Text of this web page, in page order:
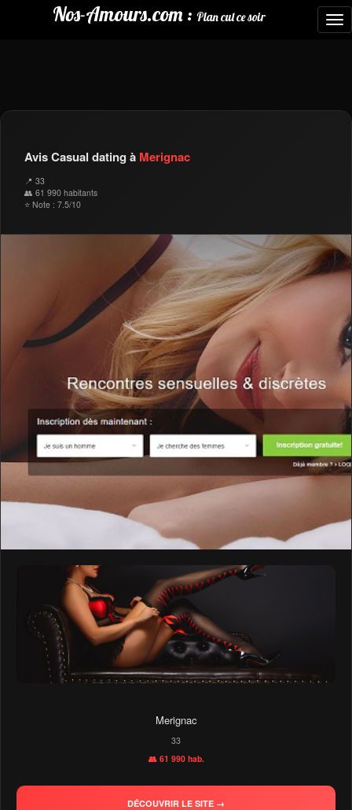
Nos-Amours.com : Plan cul ce soir
Avis Casual dating à Merignac
📍 33
👥 61 990 habitants
⭐ Note : 7.5/10
Merignac
33
👥 61 990 hab.
DÉCOUVRIR LE SITE →